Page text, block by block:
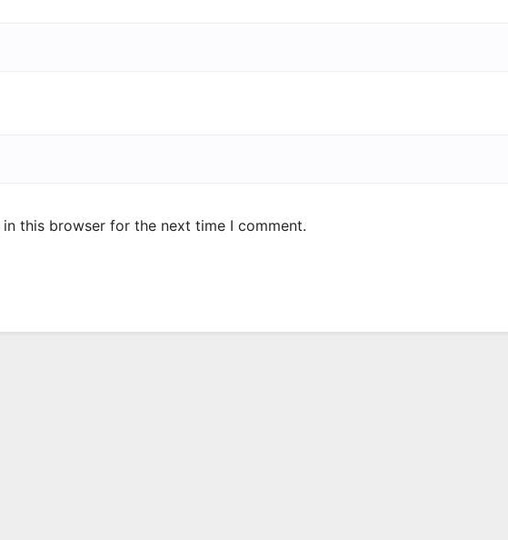
this browser for the next time I comment.